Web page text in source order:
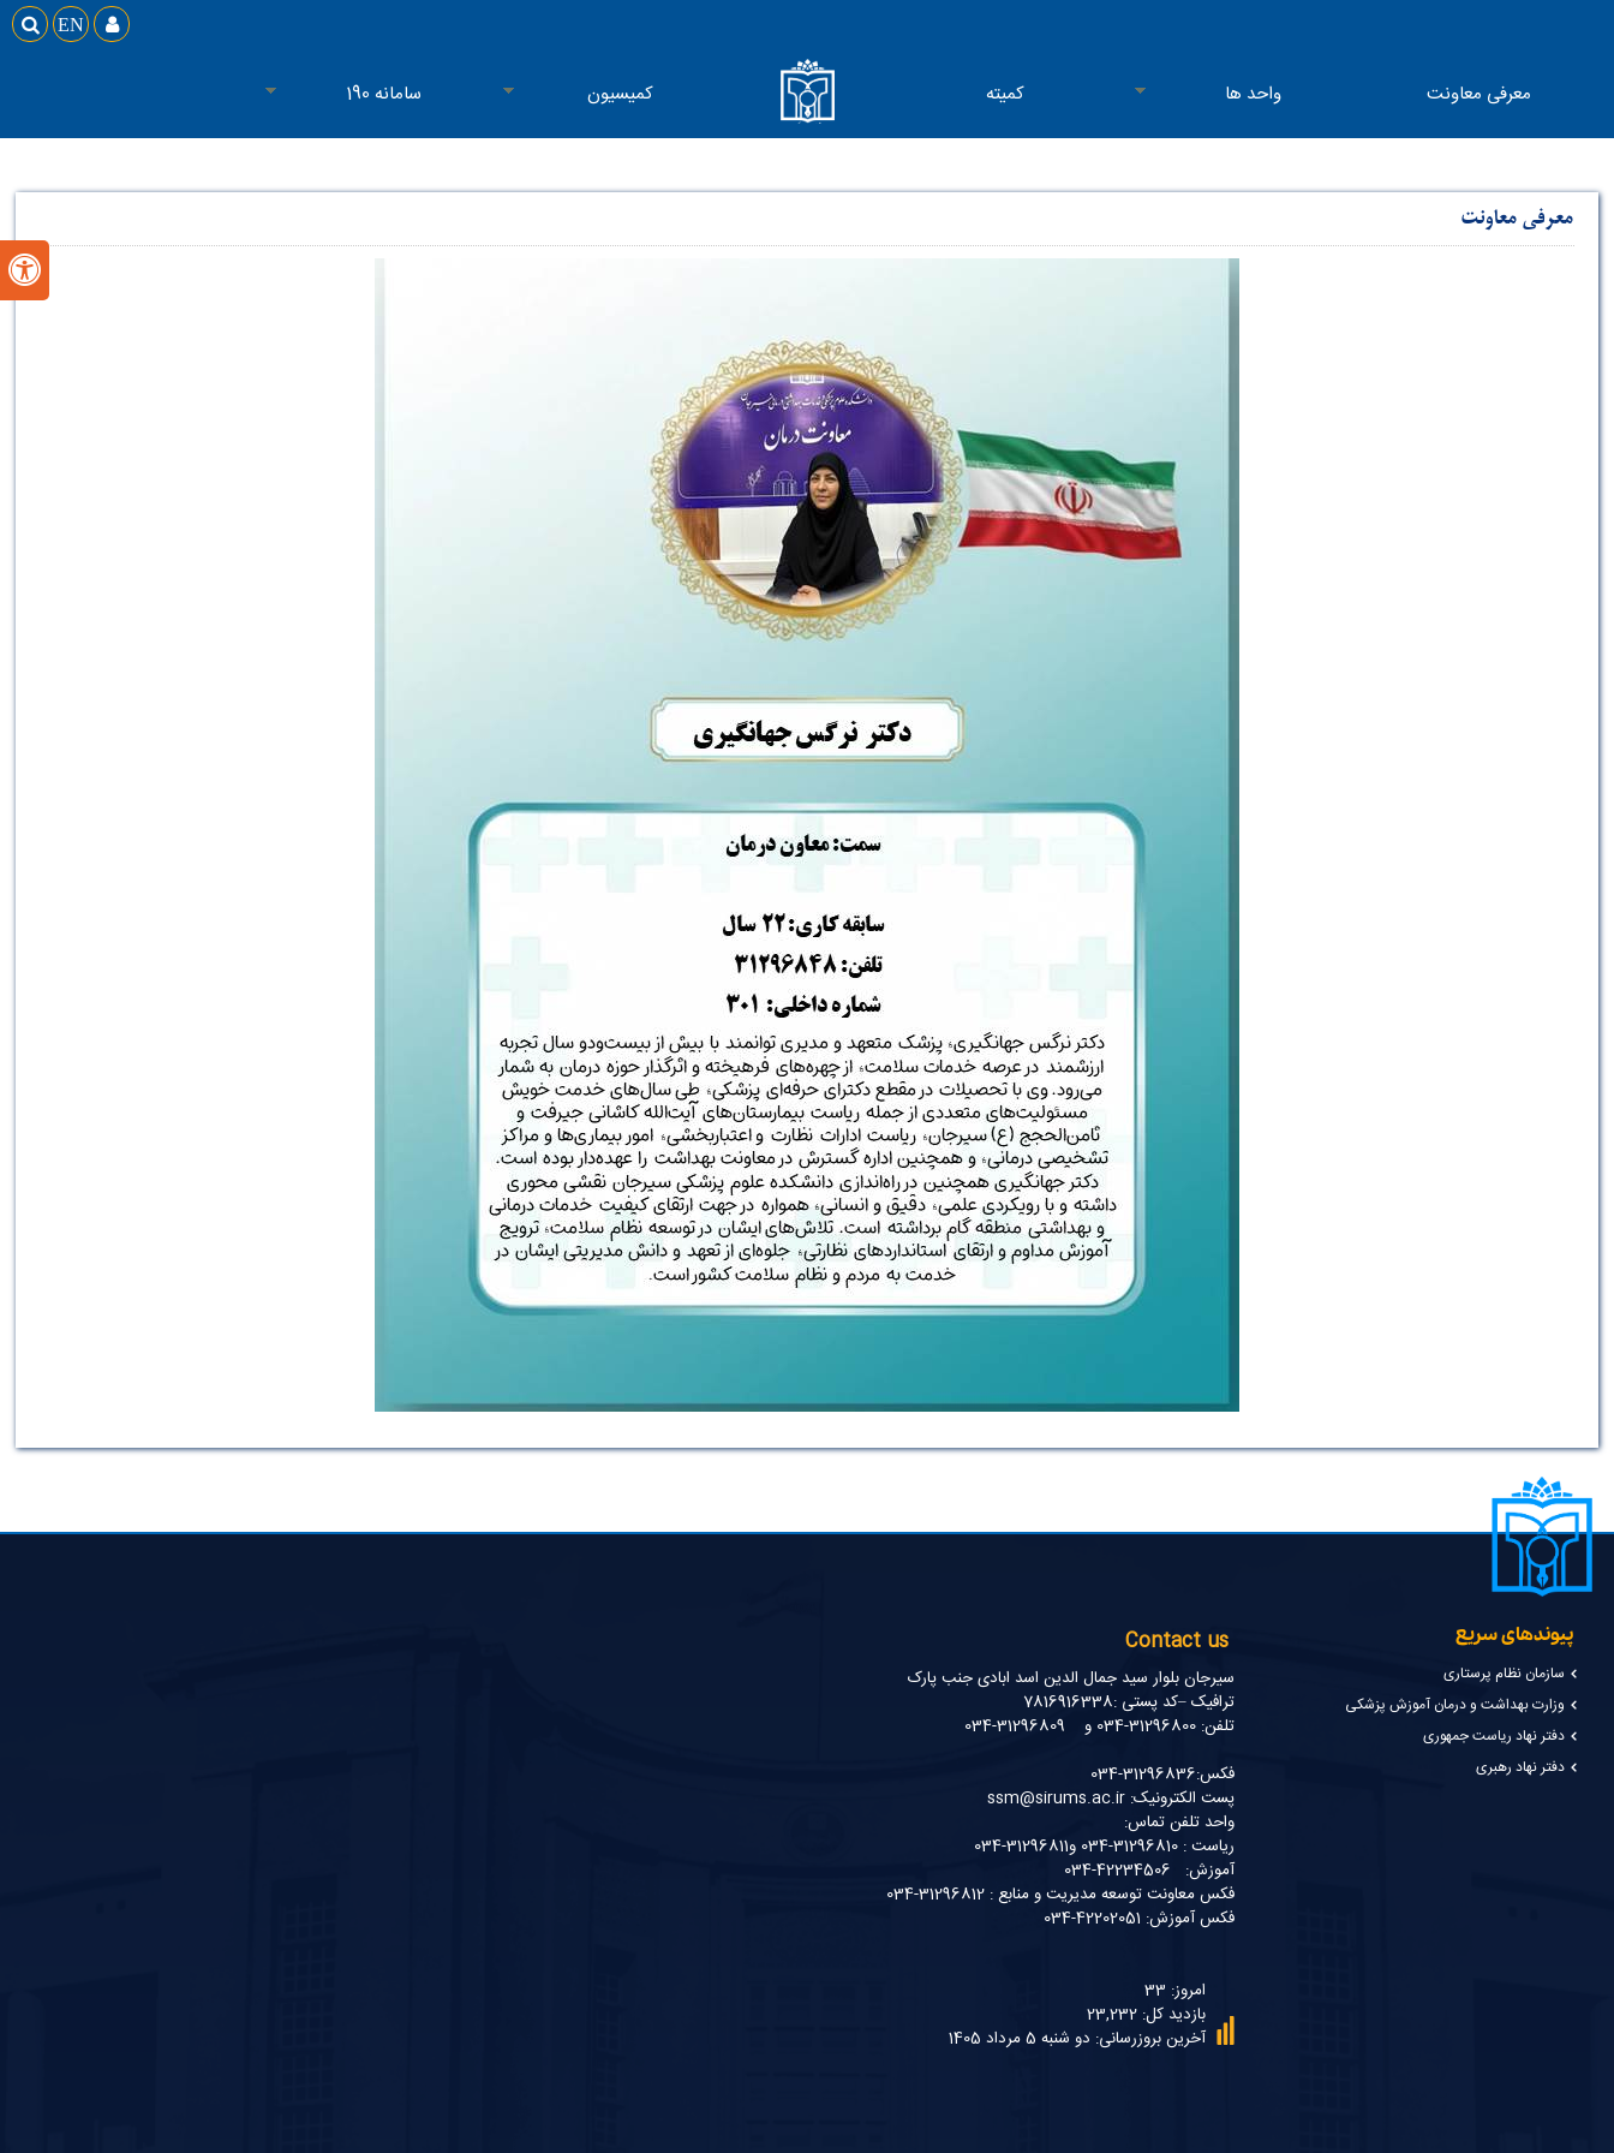
 EN 
معرفی معاونت واحد ها کمیته کمیسیون سامانه 190
معرفی معاونت
پیوندهای سریع
سازمان نظام پرستاری
وزارت بهداشت و درمان آموزش پزشکی
دفتر نهاد ریاست جمهوری
دفتر نهاد رهبری
Contact us
سیرجان بلوار سید جمال الدین اسد ابادی جنب پارک
ترافیک –کد پستی :7816916338
تلفن: 31296800-034 و 31296809-034
فکس:31296836-034
پست الکترونیک: ssm@sirums.ac.ir
واحد تلفن تماس:
ریاست : 31296810-034 و31296811-034
آموزش: 42234506-034
فکس معاونت توسعه مدیریت و منابع : 31296812-034
فکس آموزش: 42202051-034
امروز: 33
بازدید کل: 23,232
آخرین بروزرسانی: دو شنبه 5 مرداد 1405
